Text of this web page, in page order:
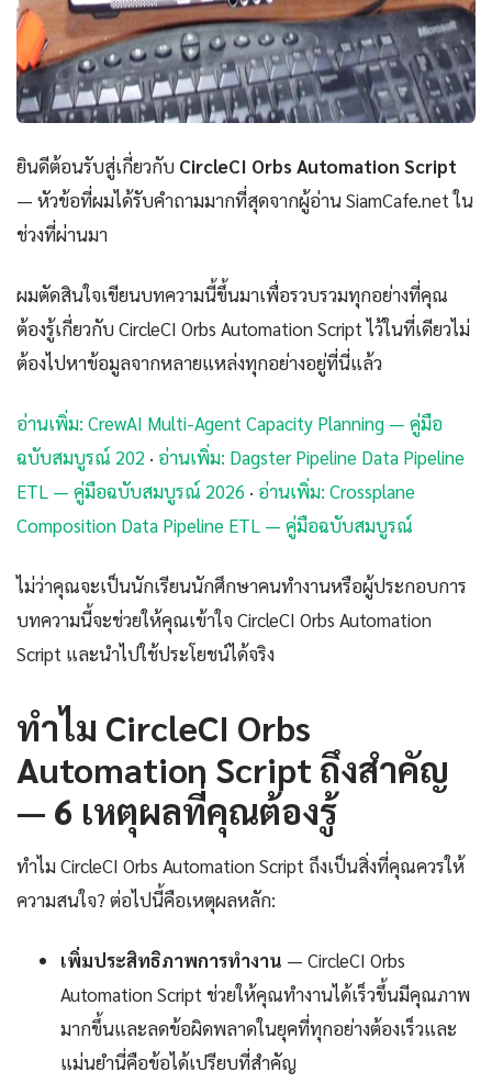
ยินดีต้อนรับสู่เกี่ยวกับ CircleCI Orbs Automation Script
— หัวข้อที่ผมได้รับคำถามมากที่สุดจากผู้อ่าน SiamCafe.net ใน
ช่วงที่ผ่านมา
ผมตัดสินใจเขียนบทความนี้ขึ้นมาเพื่อรวบรวมทุกอย่างที่คุณ
ต้องรู้เกี่ยวกับ CircleCI Orbs Automation Script ไว้ในที่เดียวไม่
ต้องไปหาข้อมูลจากหลายแหล่งทุกอย่างอยู่ที่นี่แล้ว
อ่านเพิ่ม: CrewAI Multi-Agent Capacity Planning — คู่มือ
ฉบับสมบูรณ์ 202 · อ่านเพิ่ม: Dagster Pipeline Data Pipeline
ETL — คู่มือฉบับสมบูรณ์ 2026 · อ่านเพิ่ม: Crossplane
Composition Data Pipeline ETL — คู่มือฉบับสมบูรณ์
ไม่ว่าคุณจะเป็นนักเรียนนักศึกษาคนทำงานหรือผู้ประกอบการ
บทความนี้จะช่วยให้คุณเข้าใจ CircleCI Orbs Automation
Script และนำไปใช้ประโยชน์ได้จริง
ทำไม CircleCI Orbs
Automation Script ถึงสำคัญ
— 6 เหตุผลที่คุณต้องรู้
ทำไม CircleCI Orbs Automation Script ถึงเป็นสิ่งที่คุณควรให้
ความสนใจ? ต่อไปนี้คือเหตุผลหลัก:
เพิ่มประสิทธิภาพการทำงาน — CircleCI Orbs
Automation Script ช่วยให้คุณทำงานได้เร็วขึ้นมีคุณภาพ
มากขึ้นและลดข้อผิดพลาดในยุคที่ทุกอย่างต้องเร็วและ
แม่นยำนี่คือข้อได้เปรียบที่สำคัญ